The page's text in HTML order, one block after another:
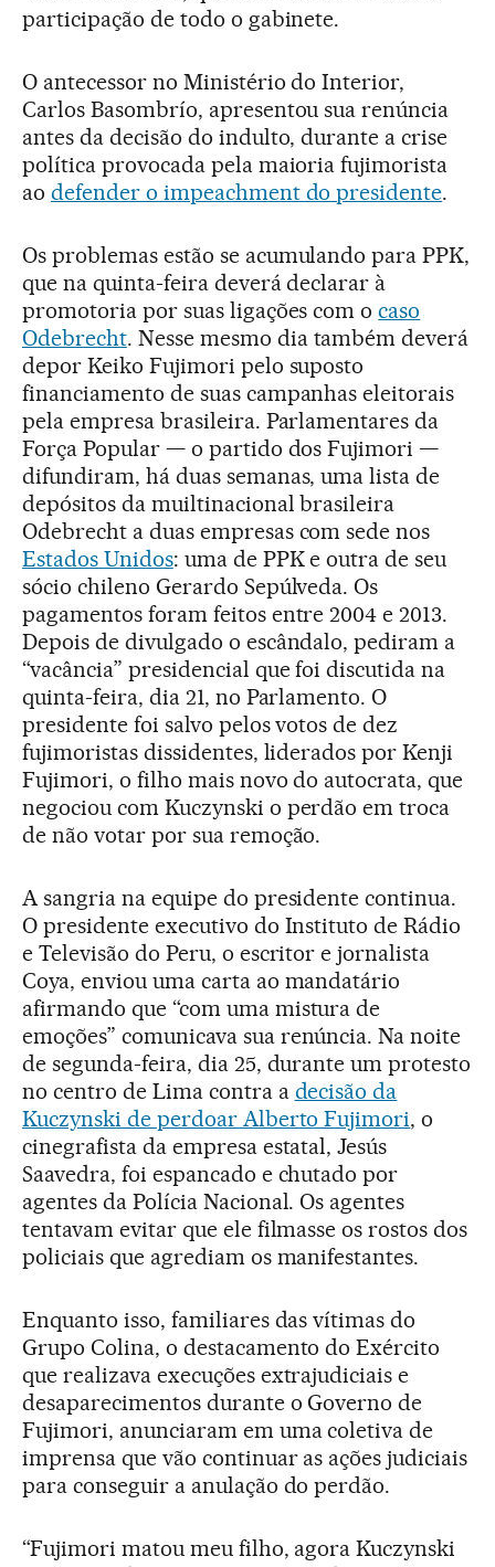
participação de todo o gabinete.
O antecessor no Ministério do Interior,
Carlos Basombrío, apresentou sua renúncia
antes da decisão do indulto, durante a crise
política provocada pela maioria fujimorista
ao defender o impeachment do presidente.
Os problemas estão se acumulando para PPK,
que na quinta-feira deverá declarar à
promotoria por suas ligações com ocaso
Odebrecht. Nesse mesmo dia também deverá
depor Keiko Fujimori pelo suposto
financiamento de suas campanhas eleitorais
pela empresa brasileira. Parlamentares da
Força Popular — o partido dos Fujimori —
difundiram, há duas semanas, uma lista de
depósitos da muiltinacional brasileira
Odebrecht a duas empresas com sede nos
Estados Unidos: uma de PPK e outra de seu
sócio chileno Gerardo Sepúlveda. Os
pagamentos foram feitos entre 2004 e 2013.
Depois de divulgado o escândalo, pediram a
“vacância” presidencial que foi discutida na
quinta-feira, dia 21, no Parlamento. O
presidente foi salvo pelos votos de dez
fujimoristas dissidentes, liderados por Kenji
Fujimori, o filho mais novo do autocrata, que
negociou com Kuczynski o perdão em troca
de não votar por sua remoção.
A sangria na equipe do presidente continua.
O presidente executivo do Instituto de Rádio
e Televisão do Peru, o escritor e jornalista
Coya, enviou uma carta ao mandatário
afirmando que “com uma mistura de
emoções” comunicava sua renúncia. Na noite
de segunda-feira, dia 25, durante um protesto
no centro de Lima contra a decisão da
Kuczynski de perdoar Alberto Fujimori, o
cinegrafista da empresa estatal, Jesús
Saavedra, foi espancado e chutado por
agentes da Polícia Nacional. Os agentes
tentavam evitar que ele filmasse os rostos dos
policiais que agrediam os manifestantes.
Enquanto isso, familiares das vítimas do
Grupo Colina, o destacamento do Exército
que realizava execuções extrajudiciais e
desaparecimentos durante o Governo de
Fujimori, anunciaram em uma coletiva de
imprensa que vão continuar as ações judiciais
para conseguir a anulação do perdão.
“Fujimori matou meu filho, agora Kuczynski